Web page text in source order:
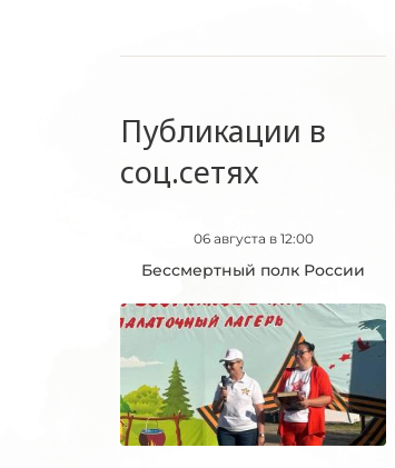
Публикации в
соц.сетях
06 августа в 12:00
Бессмертный полк России